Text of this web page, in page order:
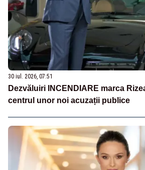
30 iul. 2026, 07:51
Dezvăluiri INCENDIARE marca
centrul unor noi acuzații publice